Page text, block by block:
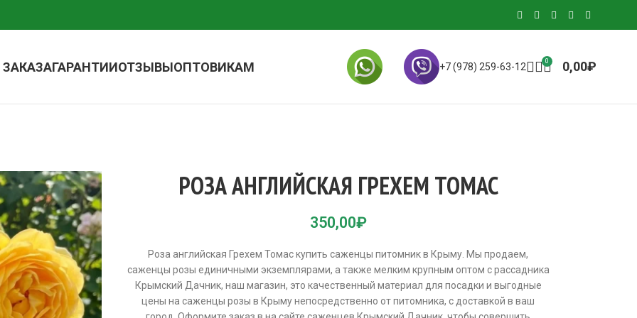
ГАРАНТИИОТЗЫВЫОПТОВИКАМ +7 (978) 259-63-12 0 0,00₽
РОЗА АНГЛИЙСКАЯ ГРЕХЕМ ТОМАС
350,00₽
Роза английская Грехем Томас купить саженцы питомник в Крыму. Мы продаем,
саженцы розы единичными экземплярами, а также мелким крупным оптом с рассадника
Крымский Дачник, наш магазин, это качественный материал для посадки и выгодные
цены на саженцы розы в Крыму непосредственно от питомника, с доставкой в ваш